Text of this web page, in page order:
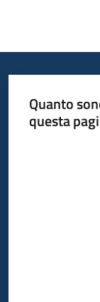
Quanto
questa